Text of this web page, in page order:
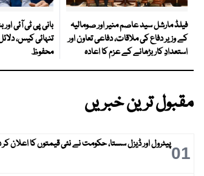
فیلڈ مارشل سید عاصم منیر اور صومالیہ
کے وزیر دفاع کی ملاقات، دفاعی تعاون اور
استعدادِ کار بڑھانے کے عزم کا اعادہ
بانی پی ٹی آئی
تنہائی کیس،
محفوظ
مقبول ترین خبریں
01پیٹرول اور ڈیزل سستا، حکومت نے نئی قیمتوں کا اعلان کر